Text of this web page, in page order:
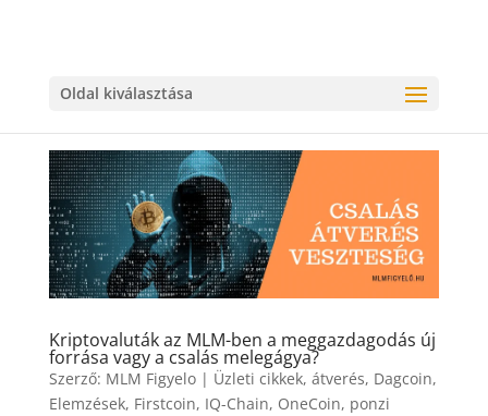
Oldal kiválasztása
Kriptovaluták az MLM-ben a meggazdagodás új
forrása vagy a csalás melegágya?
Szerző: MLM Figyelo| Üzleti cikkek, átverés, Dagcoin,
Elemzések, Firstcoin, IQ-Chain, OneCoin, ponzi